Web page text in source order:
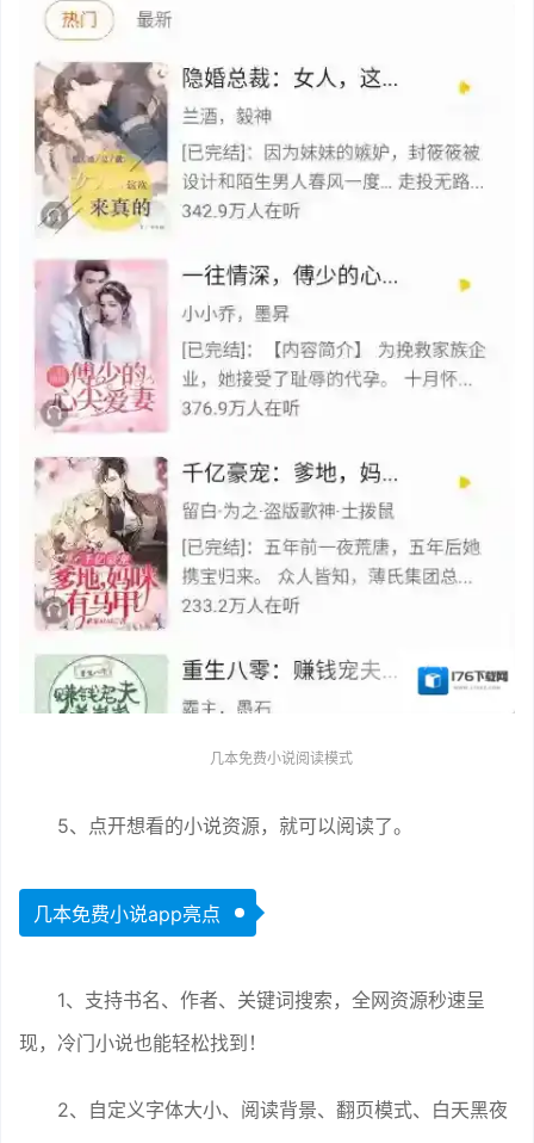
几本免费小说阅读模式
5、点开想看的小说资源，就可以阅读了。
几本免费小说app亮点
1、支持书名、作者、关键词搜索，全网资源秒速呈
现，冷门小说也能轻松找到！
2、自定义字体大小、阅读背景、翻页模式、白天黑夜